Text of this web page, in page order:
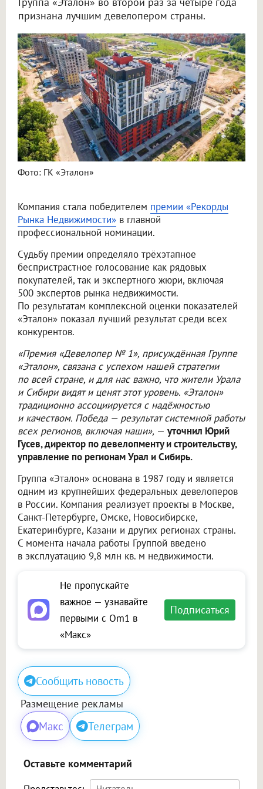
признана лучшим девелопером страны.
Фото: ГК «Эталон»
Компания стала победителем премии «Рекорды
Рынка Недвижимости» в главной
профессиональной номинации.
Судьбу премии определяло трёхэтапное
беспристрастное голосование как рядовых
покупателей, так и экспертного жюри, включая
500 экспертов рынка недвижимости.
По результатам комплексной оценки показателей
«Эталон» показал лучший результат среди всех
конкурентов.
«Премия «Девелопер № 1», присуждённая Группе
«Эталон», связана с успехом нашей стратегии
по всей стране, и для нас важно, что жители Урала
и Сибири видят и ценят этот уровень. «Эталон»
традиционно ассоциируется с надёжностью
и качеством. Победа — результат системной работы
всех регионов, включая наши», — уточнил Юрий
Гусев, директор по девелопменту и строительству,
управление по регионам Урал и Сибирь.
Группа «Эталон» основана в 1987 году и является
одним из крупнейших федеральных девелоперов
в России. Компания реализует проекты в Москве,
Санкт-Петербурге, Омске, Новосибирске,
Екатеринбурге, Казани и других регионах страны.
С момента начала работы Группой введено
в эксплуатацию 9,8 млн кв. м недвижимости.
Не пропускайте
важное — узнавайте
первыми с Om1 в
«Макс»
Подписаться
Сообщить новость
Размещение рекламы
Макс Телеграм
Оставьте комментарий